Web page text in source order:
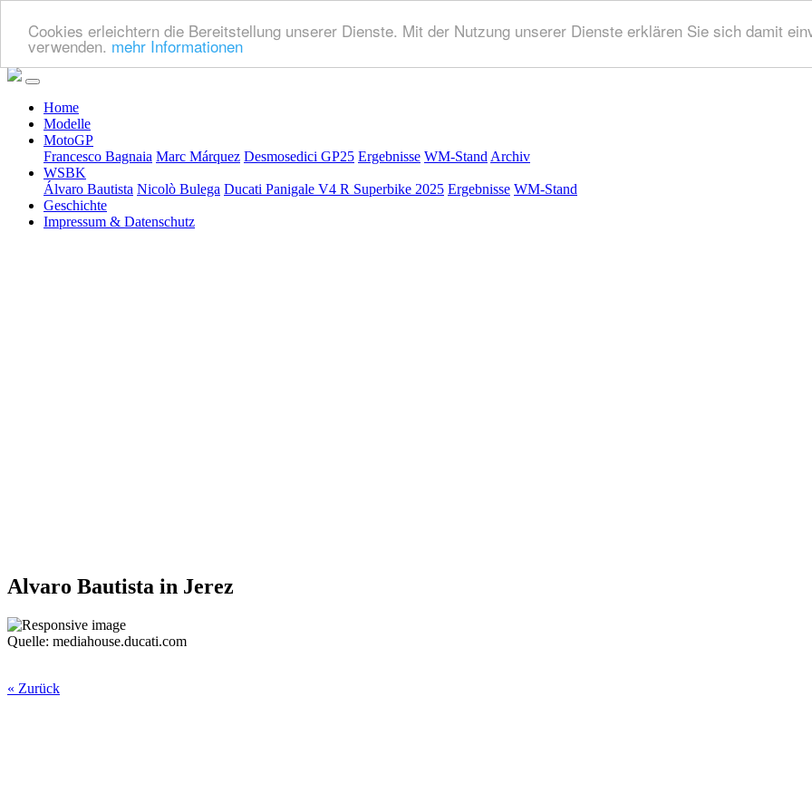
Cookies erleichtern die Bereitstellung unserer Dienste. Mit der Nutzung unserer Dienste erklären Sie sich damit
verwenden. mehr Informationen
Home
Modelle
MotoGP
Francesco Bagnaia Marc Márquez Desmosedici GP25 Ergebnisse WM-Stand Archiv
WSBK
Álvaro Bautista Nicolò Bulega Ducati Panigale V4 R Superbike 2025 Ergebnisse WM-Stand
Geschichte
Impressum & Datenschutz
Alvaro Bautista in Jerez
Quelle: mediahouse.ducati.com
« Zurück